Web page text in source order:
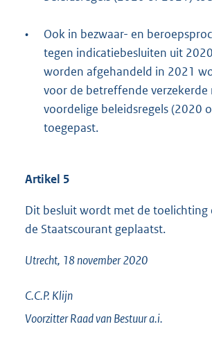
•
Ook in bezwaar- en
tegen indicatiebesluiten uit
worden afgehandeld in 2021
voor de betreffende verzekerde
voordelige beleidsregels (2020
toegepast.
Artikel 5
Dit besluit wordt met de toelichting
de Staatscourant geplaatst.
Utrecht, 18 november 2020
C.C.P. Klijn
Voorzitter Raad van Bestuur a.i.